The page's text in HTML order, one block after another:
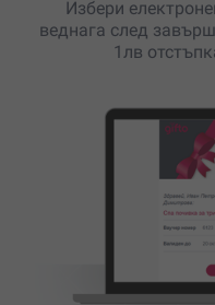
Избери
веднага след
1лв